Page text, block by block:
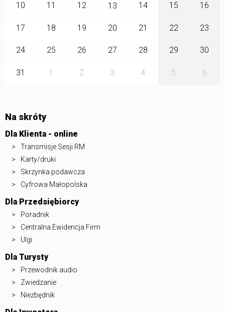
10 11 12 13 14 15 16
17 18 19 20 21 22 23
24 25 26 27 28 29 30
31 1 2 3 4 5 6
Na skróty
Dla Klienta - online
Transmisje Sesji RM
Karty/druki
Skrzynka podawcza
Cyfrowa Małopolska
Dla Przedsiębiorcy
Poradnik
Centralna Ewidencja Firm
Ulgi
Dla Turysty
Przewodnik audio
Zwiedzanie
Niezbędnik